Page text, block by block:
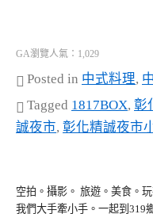
GA瀏覽人氣：1,029
Posted in 中式料理,
Tagged 1817BOX, 彰
誠夜市, 彰化精誠夜市
空拍。攝影。 旅遊。美食。
我們大手牽小手。一起到319